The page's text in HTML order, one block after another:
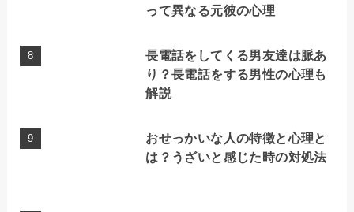
って異なる元彼の心理
長電話をしてくる男友達は脈あ
り？長電話をする男性の心理も
解説
おせっかいな人の特徴と心理と
は？うざいと感じた時の対処法